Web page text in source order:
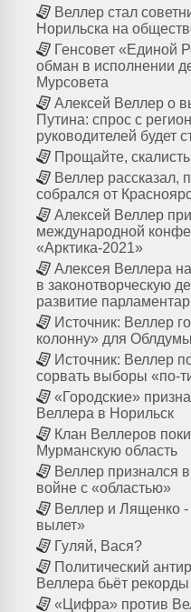
Веллер стал
Норильска на
Генсовет «Единой
обман в исполнении
Мурсовета
Алексей Веллер о
Путина: спрос с
руководителей будет
Прощайте,
Веллер рассказал,
собрался от
Алексей Веллер
международной
«Арктика-2021»
Алексея Веллера
в законотворческую
развитие
Источник: Веллер
колонну» для Облдумы
Источник: Веллер
сорвать выборы «по-
«Городские»
Веллера в Норильск
Клан Веллеров
Мурманскую область
Веллер признался
войне с «областью»
Веллер и Лященко
вылет»
Гуляй, Вася?
Политический
Веллера бьёт рекорды
«Цифра» против